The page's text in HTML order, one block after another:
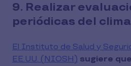
9. Realizar
periódicas del
El Instituto de Salud y
EE.UU. (NIOSH) sugiere